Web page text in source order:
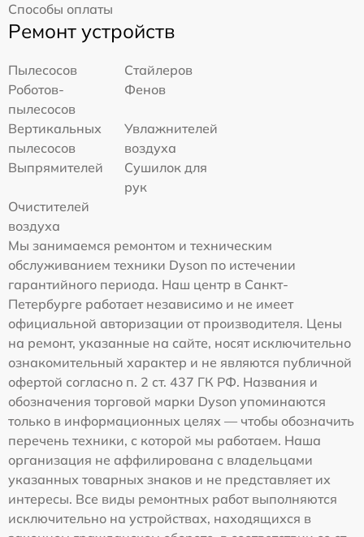
Способы оплаты
Ремонт устройств
Пылесосов
Стайлеров
Роботов-
пылесосов
Фенов
Вертикальных
пылесосов
Увлажнителей
воздуха
Выпрямителей
Сушилок для
рук
Очистителей
воздуха
Мы занимаемся ремонтом и техническим
обслуживанием техники Dyson по истечении
гарантийного периода. Наш центр в Санкт-
Петербурге работает независимо и не имеет
официальной авторизации от производителя. Цены
на ремонт, указанные на сайте, носят исключительно
ознакомительный характер и не являются публичной
офертой согласно п. 2 ст. 437 ГК РФ. Названия и
обозначения торговой марки Dyson упоминаются
только в информационных целях — чтобы обозначить
перечень техники, с которой мы работаем. Наша
организация не аффилирована с владельцами
указанных товарных знаков и не представляет их
интересы. Все виды ремонтных работ выполняются
исключительно на устройствах, находящихся в